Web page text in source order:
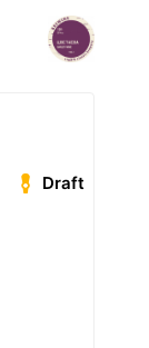
Draft